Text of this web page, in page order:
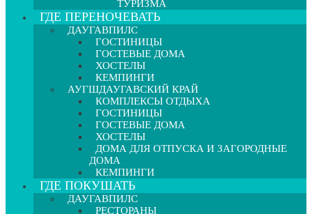
ТУРИЗМА
ГДЕ ПЕРЕНОЧЕВАТЬ
ДАУГАВПИЛС
ГОСТИНИЦЫ
ГОСТЕВЫЕ ДОМА
ХОСТЕЛЫ
КЕМПИНГИ
АУГШДАУГАВСКИЙ КРАЙ
КОМПЛЕКСЫ ОТДЫХА
ГОСТИНИЦЫ
ГОСТЕВЫЕ ДОМА
ХОСТЕЛЫ
ДОМА ДЛЯ ОТПУСКА И ЗАГОРОДНЫЕ
ДОМА
КЕМПИНГИ
ГДЕ ПОКУШАТЬ
ДАУГАВПИЛС
РЕСТОРАНЫ